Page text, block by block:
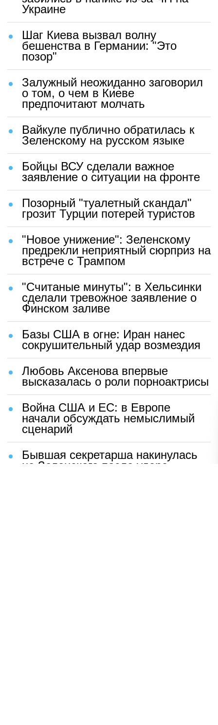
Украине
Шаг Киева вызвал волну
бешенства в Германии: "Это
позор"
Залужный неожиданно заговорил
о том, о чем в Киеве
предпочитают молчать
Вайкуле публично обратилась к
Зеленскому на русском языке
Бойцы ВСУ сделали важное
заявление о ситуации на фронте
Позорный "туалетный скандал"
грозит Турции потерей туристов
"Новое унижение": Зеленскому
предрекли неприятный сюрприз на
встрече с Трампом
"Считаные минуты": в Хельсинки
сделали тревожное заявление о
Финском заливе
Базы США в огне: Иран нанес
сокрушительный удар возмездия
Любовь Аксенова впервые
высказалась о роли порноактрисы
Война США и ЕС: в Европе
начали обсуждать немыслимый
сценарий
Бывшая секретарша накинулась
на Зеленского после удара